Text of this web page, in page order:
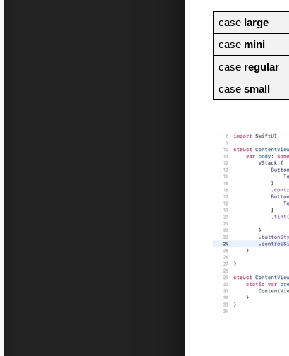
case large
case mini
case regular
casesmall